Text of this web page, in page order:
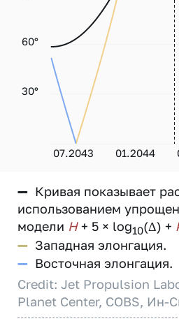
07.2043 01.2044
30°
60°
— Кривая показывает
использованием
модели H+ 5 × log10(Δ) +
— Западная элонгация.
— Восточная элонгация.
Credit: Jet Propulsion
Planet Center, COBS, Ин-